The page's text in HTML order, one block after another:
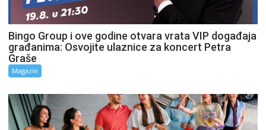
Bingo Group i ove godine otvara vrata VIP događaja
građanima: Osvojite ulaznice za koncert Petra
Graše
Magazin